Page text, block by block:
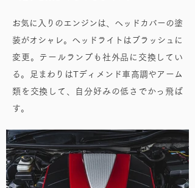
お気に入りのエンジンは、ヘッドカバーの塗
装がオシャレ。ヘッドライトはブラッシュに
変更。テールランプも社外品に交換してい
る。足まわりはTディメンド車高調やアーム
類を交換して、自分好みの低さでかっ飛ば
す。